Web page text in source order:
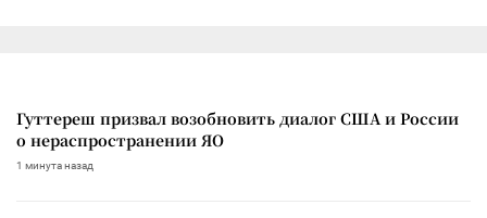
Гуттереш призвал возобновить диалог США и России
о нераспространении ЯО
1 минута назад